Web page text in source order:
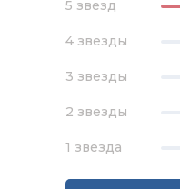
5 звезд
4 звезды
3 звезды
2 звезды
1 звезда